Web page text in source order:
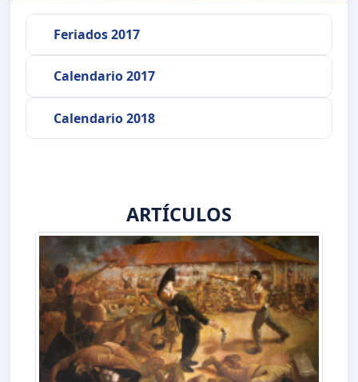
Feriados 2017
Calendario 2017
Calendario 2018
ARTÍCULOS